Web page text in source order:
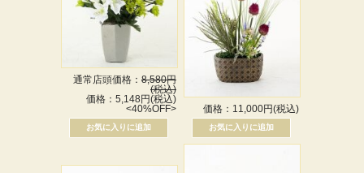
通常店頭価格： 8,580円
(税込)
価格：5,148円(税込)
<40%OFF>
価格：11,000円(税込)